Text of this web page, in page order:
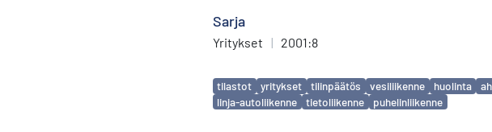
Sarja
Yritykset | 2001:8
Avainsanat
tilastot yritykset tilinpäätös vesiliikenne huolinta
linja-autoliikenne
tietoliikenne puhelinliikenne